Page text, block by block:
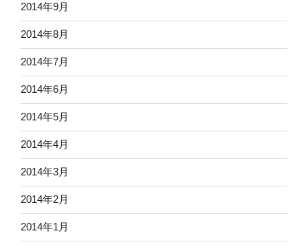
2014年9月
2014年8月
2014年7月
2014年6月
2014年5月
2014年4月
2014年3月
2014年2月
2014年1月